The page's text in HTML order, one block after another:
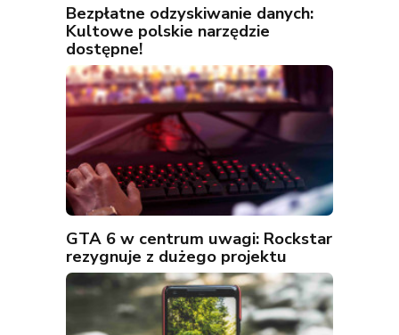
Bezpłatne odzyskiwanie danych:
Kultowe polskie narzędzie
dostępne!
GTA 6 w centrum uwagi: Rockstar
rezygnuje z dużego projektu